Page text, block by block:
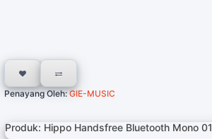
Penayang Oleh:GIE-MUSIC
Produk: Hippo Handsfree Bluetooth Mono 01